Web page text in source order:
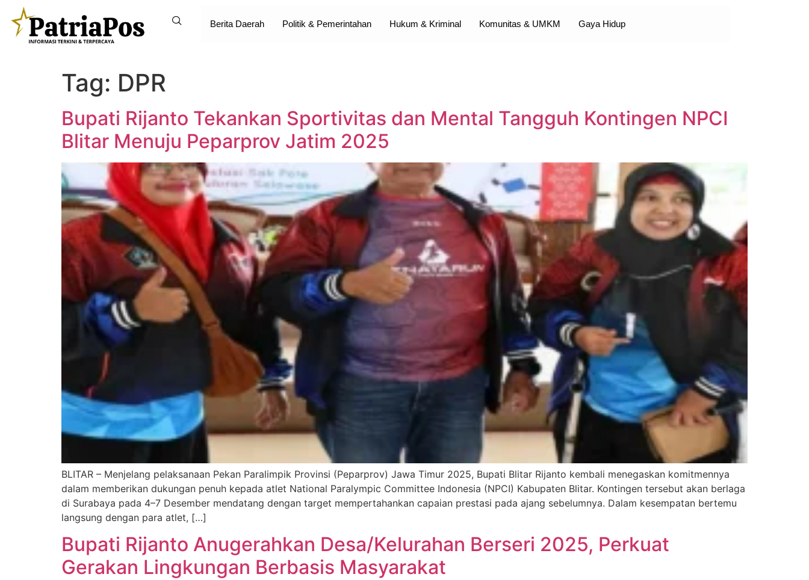
Berita Daerah Politik & Pemerintahan Hukum & Kriminal Komunitas & UMKM Gaya Hidup
Tag: DPR
Bupati Rijanto Tekankan Sportivitas dan Mental Tangguh Kontingen NPCI
Blitar Menuju Peparprov Jatim 2025
BLITAR – Menjelang pelaksanaan Pekan Paralimpik Provinsi (Peparprov) Jawa Timur 2025, Bupati Blitar Rijanto kembali menegaskan komitmennya
dalam memberikan dukungan penuh kepada atlet National Paralympic Committee Indonesia (NPCI) Kabupaten Blitar. Kontingen tersebut akan berlaga
di Surabaya pada 4–7 Desember mendatang dengan target mempertahankan capaian prestasi pada ajang sebelumnya. Dalam kesempatan bertemu
langsung dengan para atlet, […]
Bupati Rijanto Anugerahkan Desa/Kelurahan Berseri 2025, Perkuat
Gerakan Lingkungan Berbasis Masyarakat